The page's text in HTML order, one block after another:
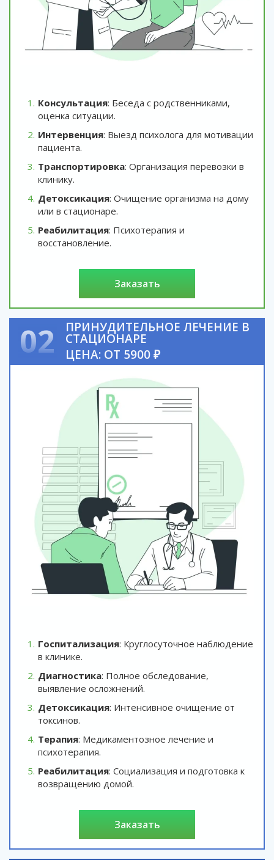
Консультация: Беседа с родственниками,
оценка ситуации.
Интервенция: Выезд психолога для мотивации
пациента.
Транспортировка: Организация перевозки в
клинику.
Детоксикация: Очищение организма на дому
или в стационаре.
Реабилитация: Психотерапия и
восстановление.
заказать
02 ПРИНУДИТЕЛЬНОЕ ЛЕЧЕНИЕ В
СТАЦИОНАРЕ
ЦЕНА: ОТ 5900 ₽
Госпитализация: Круглосуточное наблюдение
в клинике.
Диагностика: Полное обследование,
выявление осложнений.
Детоксикация: Интенсивное очищение от
токсинов.
Терапия: Медикаментозное лечение и
психотерапия.
Реабилитация: Социализация и подготовка к
возвращению домой.
заказать